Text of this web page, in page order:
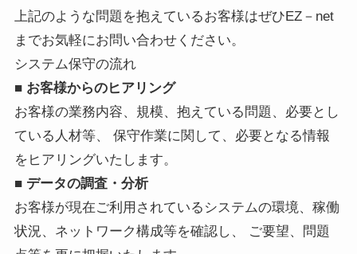
上記のような問題を抱えているお客様はぜひEZ－net
までお気軽にお問い合わせください。
システム保守の流れ
■ お客様からのヒアリング
お客様の業務内容、規模、抱えている問題、必要とし
ている人材等、 保守作業に関して、必要となる情報
をヒアリングいたします。
■ データの調査・分析
お客様が現在ご利用されているシステムの環境、稼働
状況、ネットワーク構成等を確認し、 ご要望、問題